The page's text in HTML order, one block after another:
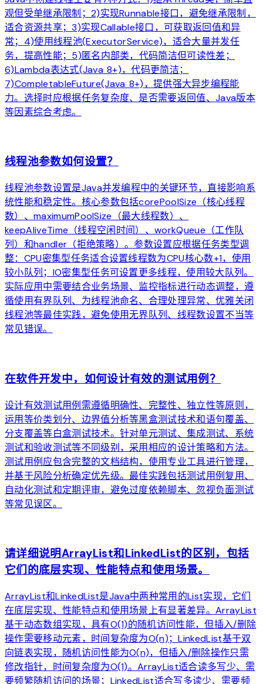
观但受单继承限制；2)实现Runnable接口，避免继承限制，
适合资源共享；3)实现Callable接口，可获取返回值和异
常；4)使用线程池(ExecutorService)，适合大量并发任
务，提高性能；5)匿名内部类，代码简洁但可读性差；
6)Lambda表达式(Java 8+)，代码更简洁；
7)CompletableFuture(Java 8+)，提供强大异步编程能
力。选择时应根据任务复杂度、是否需要返回值、Java版本
等因素综合考虑。
线程池参数如何设置？
线程池参数设置是Java并发编程中的关键环节，直接影响系
统性能和稳定性。核心参数包括corePoolSize（核心线程
数）、maximumPoolSize（最大线程数）、
keepAliveTime（线程空闲时间）、workQueue（工作队
列）和handler（拒绝策略）。参数设置应根据任务类型调
整：CPU密集型任务适合设置线程数为CPU核心数+1，使用
较小队列；IO密集型任务可设置更多线程，使用较大队列。
实际应用中需要结合业务场景、监控指标进行动态调整，遵
循使用有界队列、为线程池命名、合理处理异常、优雅关闭
线程池等最佳实践，避免使用无界队列、线程数设置不当等
常见错误。
在软件开发中，如何设计有效的测试用例？
设计有效测试用例需遵循明确性、完整性、独立性等原则，
运用等价类划分、边界值分析等黑盒测试技术和语句覆盖、
分支覆盖等白盒测试技术。针对单元测试、集成测试、系统
测试和验收测试等不同级别，采用相应的设计策略和方法。
测试用例应包含完整的文档结构，使用专业工具进行管理，
并基于风险分析确定优先级。最佳实践包括测试用例复用、
自动化测试和定期评审，避免过度依赖脚本、忽视负面测试
等常见误区。
请详细说明ArrayList和LinkedList的区别，包括
它们的底层实现、性能特点和使用场景。
ArrayList和LinkedList是Java中两种常用的List实现，它们
在底层实现、性能特点和使用场景上有显著差异。ArrayList
基于动态数组实现，具有O(1)的随机访问性能，但插入/删除
操作需要移动元素，时间复杂度为O(n)；LinkedList基于双
向链表实现，随机访问性能为O(n)，但插入/删除操作只需
修改指针，时间复杂度为O(1)。ArrayList适合读多写少、需
要频繁随机访问的场景；LinkedList适合写多读少、需要频